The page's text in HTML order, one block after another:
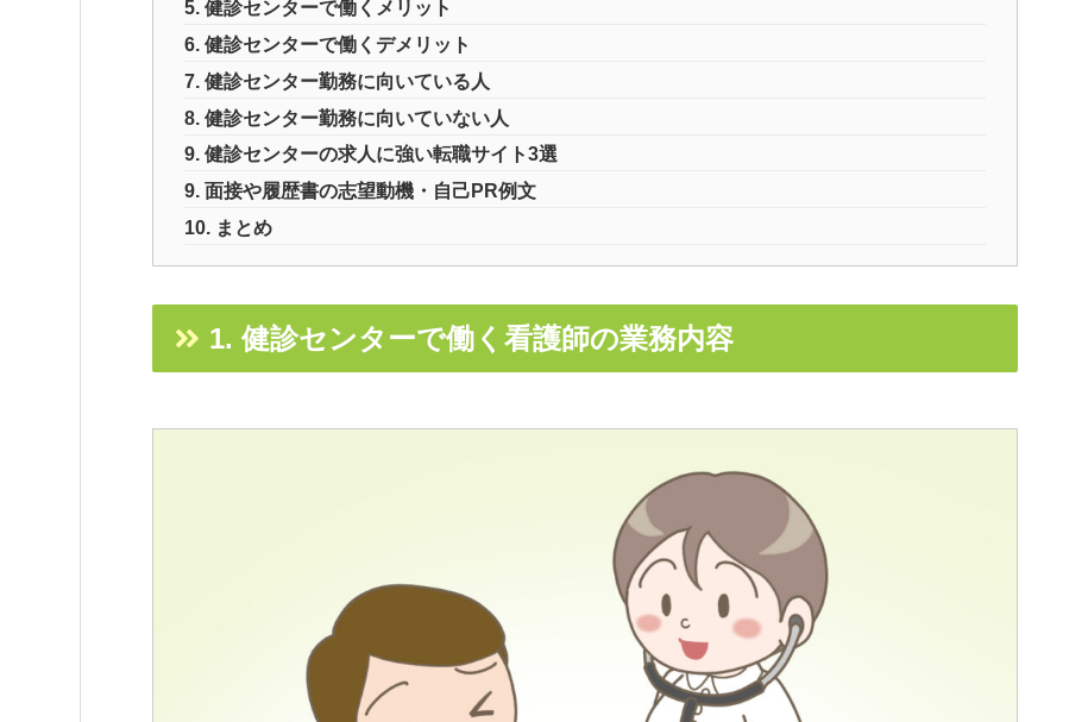
5. 健診センターで働くメリット
6. 健診センターで働くデメリット
7. 健診センター勤務に向いている人
8. 健診センター勤務に向いていない人
9. 健診センターの求人に強い転職サイト3選
9. 面接や履歴書の志望動機・自己PR例文
10. まとめ
1. 健診センターで働く看護師の業務内容